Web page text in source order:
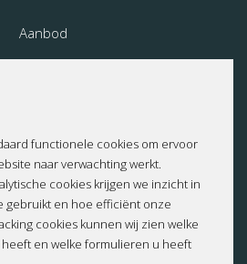
Aanbod
Contact
functionele cookies om ervoor
naar verwachting werkt.
cookies krijgen we inzicht in
gebruikt en hoe efficiënt onze
cookies kunnen wij zien welke
en welke formulieren u heeft